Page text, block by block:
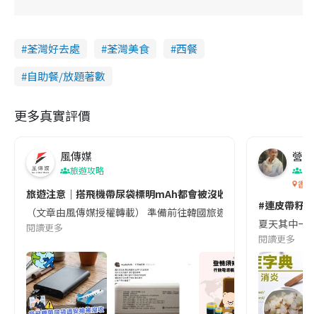
荃灣好去處 荃灣美食
西餐
自助餐/放題著數
更多真實評價
風傳媒
旅遊攻略
旅遊注意｜搭飛機帶尿袋標明mAh都會被沒收😱出發前切記檢查
（文章由風傳媒授權轉載） 準備前往韓國旅遊的民眾，近期要
閱讀更多
營養
香港
#連皮帶籽
夏天其中一
閱讀更多